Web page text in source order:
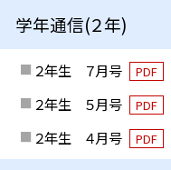
学年通信(２年)
２年生 ７月号 PDF
２年生 ５月号
PDF
２年生 ４月号 PDF